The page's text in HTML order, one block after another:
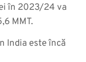
în 2023/24 va
MMT.
India este încă